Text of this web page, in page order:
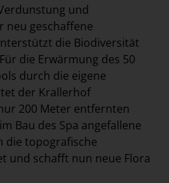
und
neu geschaffene
die Biodiversität
die Erwärmung des 50
durch die eigene
der Krallerhof
200 Meter entfernten
Bau des Spa angefallene
die topografische
und schafft nun neue Flora